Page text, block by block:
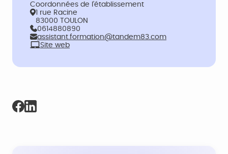
Coordonnées de l’établissement
1 rue Racine
83000 TOULON
0614880890
assistant.formation@tandem83.com
Site web